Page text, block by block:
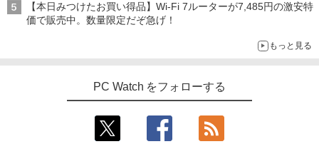
【本日みつけたお買い得品】Wi-Fi 7ルーターが7,485円の激安特
価で販売中。数量限定だぞ急げ！
もっと見る
PC Watch をフォローする